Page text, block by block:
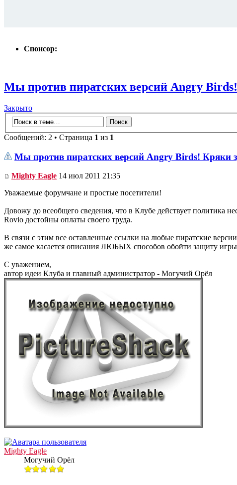
Спонсор:
Мы против пиратских версий Angry
Закрыто
Сообщений: 2 • Страница 1 из 1
Мы против пиратских версий Angry Birds! Кряки
Mighty Eagle 14 июл 2011 21:35
Уважаемые форумчане и простые посетители!
Довожу до всеобщего сведения, что в Клубе действует политика
Rovio достойны оплаты своего труда.
В связи с этим все оставленные ссылки на любые пиратские
же самое касается описания ЛЮБЫХ способов обойти защиту
С уважением,
автор идеи Клуба и главный администратор - Могучий Орёл
Mighty Eagle
Могучий Орёл